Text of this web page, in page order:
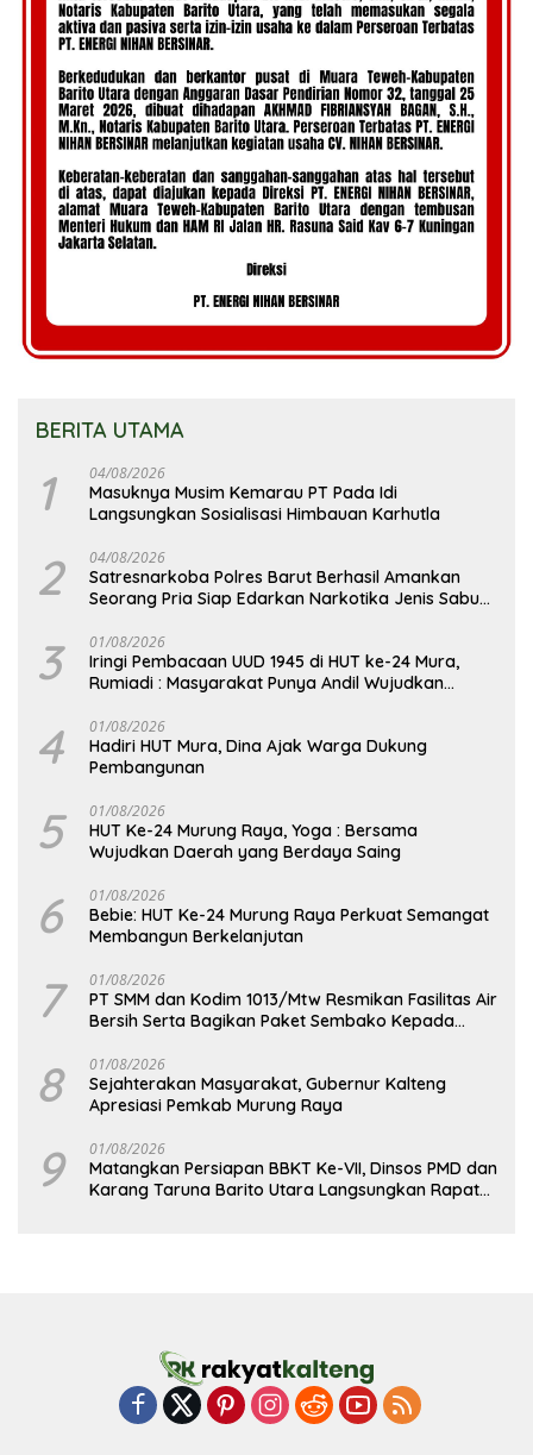
BERITA UTAMA
1 04/08/2026
Masuknya Musim Kemarau PT Pada Idi
Langsungkan Sosialisasi Himbauan Karhutla
2 04/08/2026
Satresnarkoba Polres Barut Berhasil Amankan
Seorang Pria Siap Edarkan Narkotika Jenis Sabu
3 01/08/2026
Iringi Pembacaan UUD 1945 di HUT ke-24 Mura,
Rumiadi : Masyarakat Punya Andil Wujudkan
4 01/08/2026
Hadiri HUT Mura, Dina Ajak Warga Dukung
Pembangunan
5 01/08/2026
HUT Ke-24 Murung Raya, Yoga : Bersama
Wujudkan Daerah yang Berdaya Saing
6 01/08/2026
Bebie: HUT Ke-24 Murung Raya Perkuat Semangat
Membangun Berkelanjutan
7 01/08/2026
PT SMM dan Kodim 1013/Mtw Resmikan Fasilitas Air
Bersih Serta Bagikan Paket Sembako Kepada
8 01/08/2026
Sejahterakan Masyarakat, Gubernur Kalteng
Apresiasi Pemkab Murung Raya
9 01/08/2026
Matangkan Persiapan BBKT Ke-VII, Dinsos PMD dan
Karang Taruna Barito Utara Langsungkan Rapat